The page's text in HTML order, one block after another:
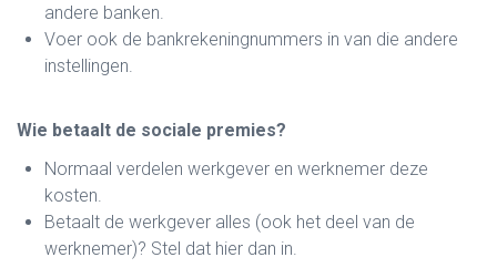
andere banken.
Voer ook de bankrekeningnummers in van die andere
instellingen.
Wie betaalt de sociale premies?
Normaal verdelen werkgever en werknemer deze
kosten.
Betaalt de werkgever alles (ook het deel van de
werknemer)? Stel dat hier dan in.